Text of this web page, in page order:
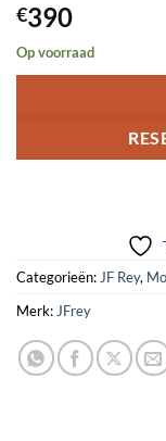
€390
Op voorraad
Categorieën: JF Rey,
Merk: JFrey